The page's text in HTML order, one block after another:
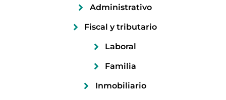
Administrativo
Fiscal y tributario
Laboral
Familia
Inmobiliario